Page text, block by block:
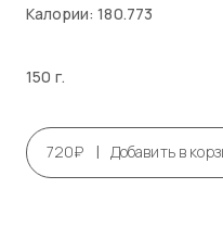
Калории: 180.773
150 г.
720₽ | Добавить в